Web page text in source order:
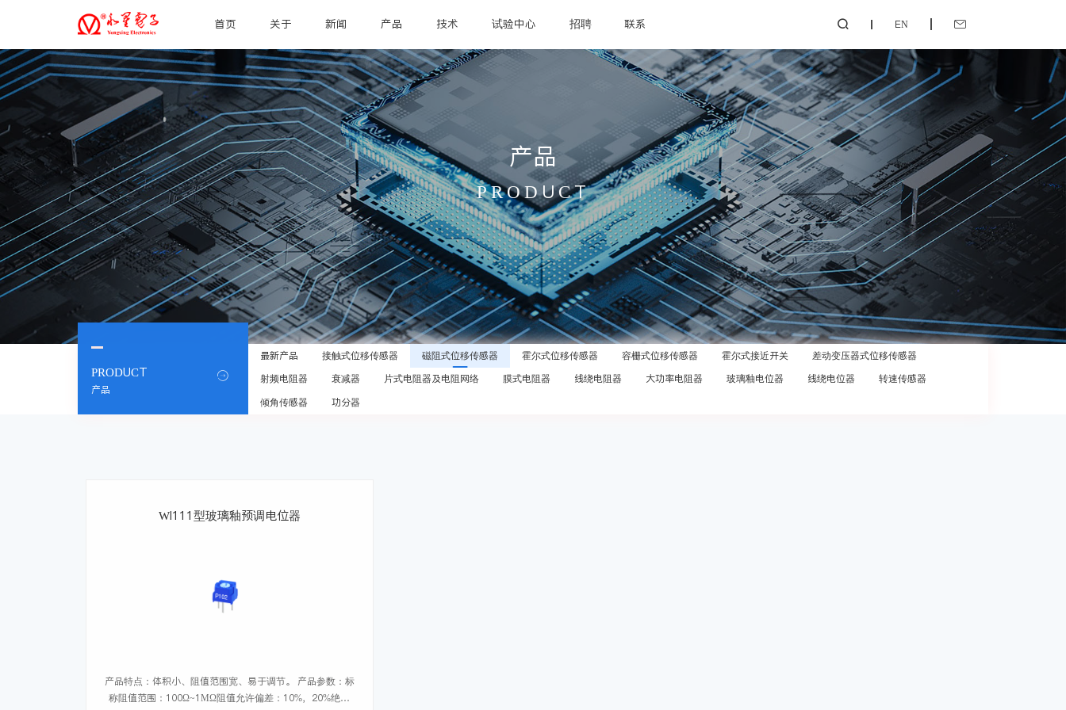
首页 关于 新闻 产品 技术 试验中心 招聘 联系  EN 
产品
PRODUCT
PRODUCT
产品

最新产品 接触式位移传感器 磁阻式位移传感器 霍尔式位移传感器 容栅式位移传感器 霍尔式接近开关
差动变压器式位移传感器
射频电阻器
衰减器 片式电阻器及电阻网络 膜式电阻器 线绕电阻器 大功率电阻器 玻璃釉电位器 线绕电位器
转速传感器
倾角传感器
功分器
WI111型玻璃釉预调电位器
产品特点：体积小、阻值范围宽、易于调节。 产品参数：标
称阻值范围：100Ω~1MΩ阻值允许偏差：10%，20%绝缘